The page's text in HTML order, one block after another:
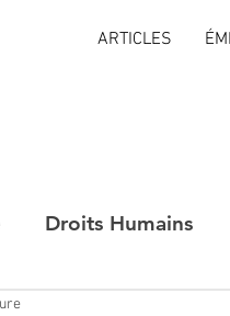
ARTICLES
Droits Humains